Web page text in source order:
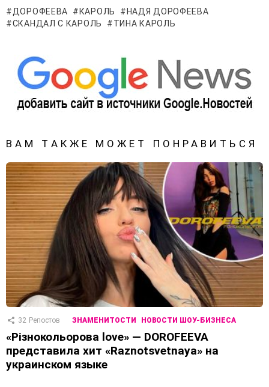
ДОРОФЕЕВА КАРОЛЬ
НАДЯ ДОРОФЕЕВА
СКАНДАЛ С КАРОЛЬ
ТИНА КАРОЛЬ
ВАМ ТАКЖЕ МОЖЕТ ПОНРАВИТЬСЯ
32 Репостов ЗНАМЕНИТОСТИ НОВОСТИ ШОУ-БИЗНЕСА
«Різнокольорова love» — DOROFEEVA
представила хит «Raznotsvetnaya» на
украинском языке